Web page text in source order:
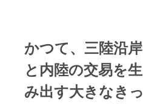
かつて、三陸沿岸
と内陸の交易を生
み出す大きなきっ